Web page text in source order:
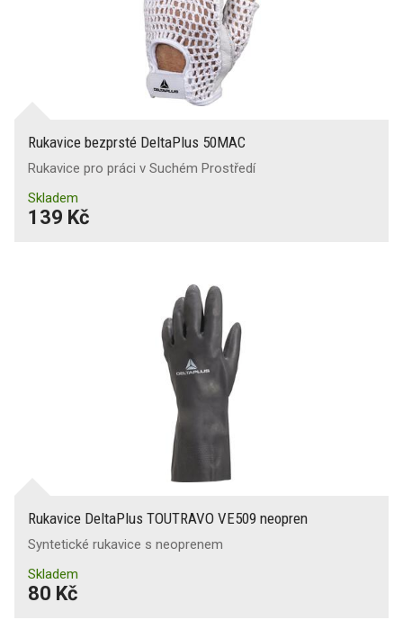
Rukavice bezprsté DeltaPlus 50MAC
Rukavice pro práci v Suchém Prostředí
Skladem
139 Kč
Rukavice DeltaPlus TOUTRAVO VE509 neopren
Syntetické rukavice s neoprenem
Skladem
80 Kč